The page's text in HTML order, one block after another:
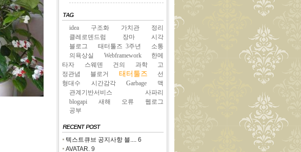
idea 구조화 가치관
정리
클레로덴드럼
장마
시각
블로그
태터툴즈 3주년
소통
의욕상실
Webframework
한메
타자
스웨덴 건의 과학
고
정관념
블로거 태터툴즈
선
형대수
시간감각 Garbage
맥
관계기반서비스
사파리
blogapi
새해 오류
웹로그
공부
텍스트큐브 공지사항 블.... 6
AVATAR. 9